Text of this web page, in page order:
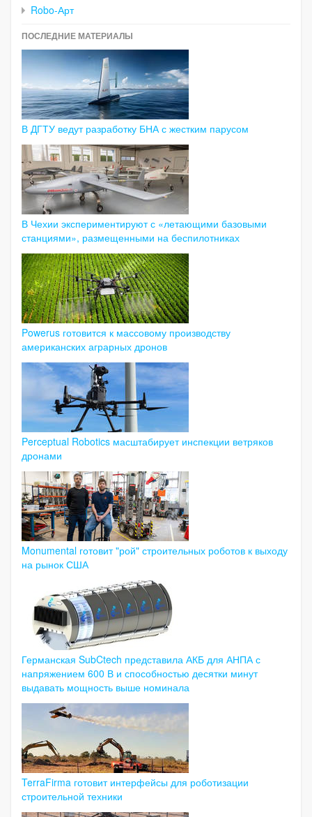
Robo-Арт
ПОСЛЕДНИЕ МАТЕРИАЛЫ
В ДГТУ ведут разработку БНА с жестким парусом
В Чехии экспериментируют с «летающими базовыми
станциями», размещенными на беспилотниках
Powerus готовится к массовому производству
американских аграрных дронов
Perceptual Robotics масштабирует инспекции ветряков
дронами
Monumental готовит "рой" строительных роботов к выходу
на рынок США
Германская SubCtech представила АКБ для АНПА с
напряжением 600 В и способностью десятки минут
выдавать мощность выше номинала
TerraFirma готовит интерфейсы для роботизации
строительной техники